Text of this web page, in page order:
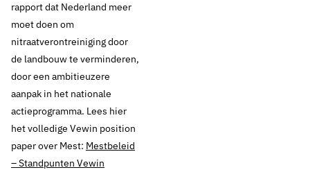
rapport dat Nederland meer
moet doen om
nitraatverontreiniging door
de landbouw te verminderen,
door een ambitieuzere
aanpak in het nationale
actieprogramma. Lees hier
het volledige Vewin position
paper over Mest: Mestbeleid
– Standpunten Vewin